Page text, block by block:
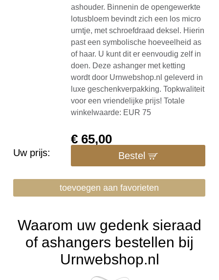
ashouder. Binnenin de opengewerkte
lotusbloem bevindt zich een los micro
urntje, met schroefdraad deksel. Hierin
past een symbolische hoeveelheid as
of haar. U kunt dit er eenvoudig zelf in
doen. Deze ashanger met ketting
wordt door Urnwebshop.nl geleverd in
luxe geschenkverpakking. Topkwaliteit
voor een vriendelijke prijs! Totale
winkelwaarde: EUR 75
Uw prijs:
€ 65,00
Bestel
toevoegen aan favorieten
Waarom uw gedenk sieraad
of ashangers bestellen bij
Urnwebshop.nl